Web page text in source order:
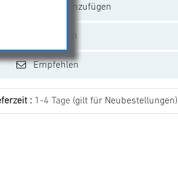
Wunschliste hinzufügen
Vergleichen
Empfehlen
: 1-4 Tage (gilt für Neubestellungen)